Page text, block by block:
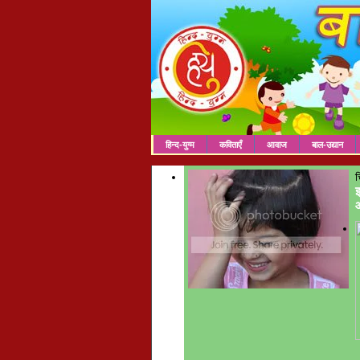
हिन्द-युग्म कविताएँ आवाज बाल-उद्यान